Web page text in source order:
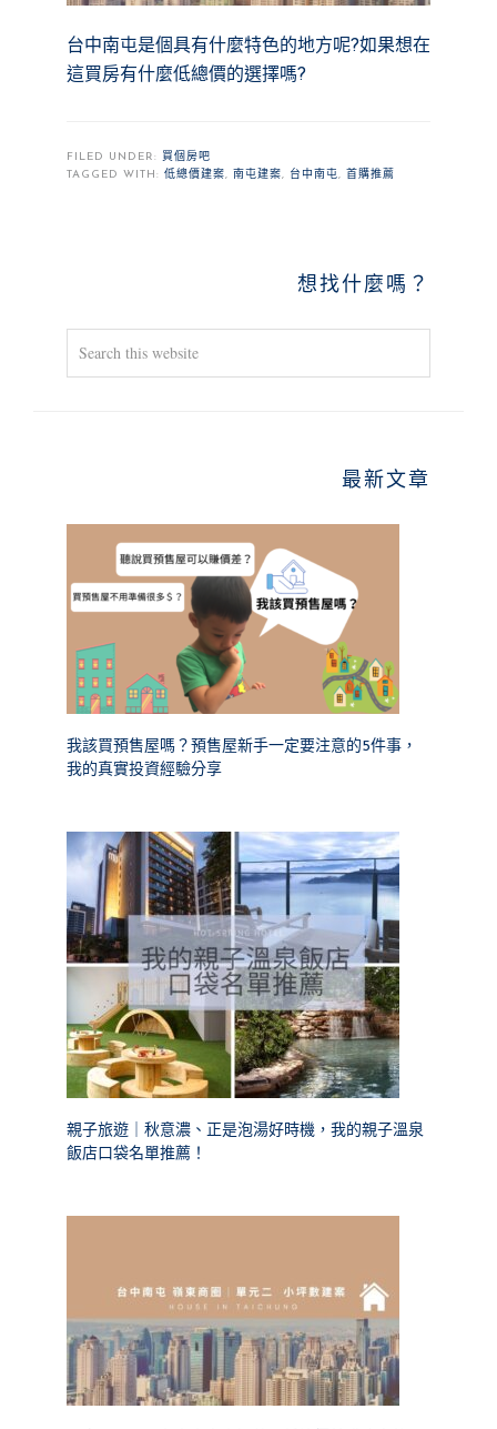
台中南屯是個具有什麼特色的地方呢?如果想在
這買房有什麼低總價的選擇嗎?
FILED UNDER: 買個房吧
TAGGED WITH: 低總價建案, 南屯建案, 台中南屯, 首購推薦
想找什麼嗎？
this
最新文章
我該買預售屋嗎？預售屋新手一定要注意的5件事，
我的真實投資經驗分享
親子旅遊｜秋意濃、正是泡湯好時機，我的親子溫泉
飯店口袋名單推薦！